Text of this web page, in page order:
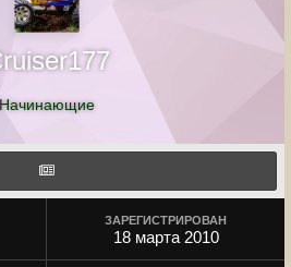
Начинающие
ЗАРЕГИСТРИРОВАН
18 марта 2010